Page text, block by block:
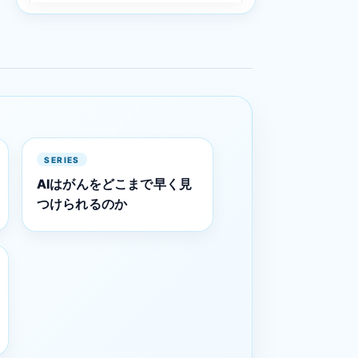
SERIES
AIはがんをどこまで早く見
つけられるのか